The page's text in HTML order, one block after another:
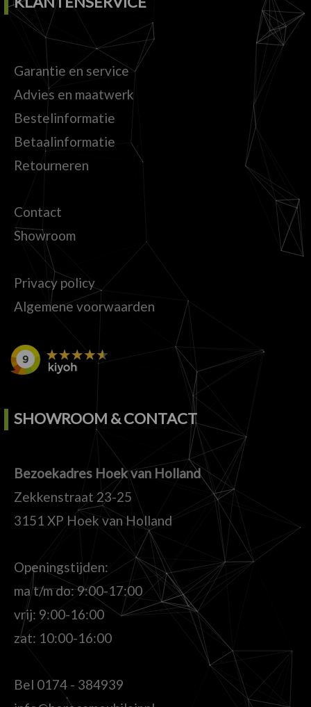
Garantie en service
Advies en maatwerk
Bestelinformatie
Betaalinformatie
Retourneren
Contact
Showroom
Privacy policy
Algemene voorwaarden
SHOWROOM & CONTACT
Bezoekadres Hoek van Holland
Zekkenstraat 23-25
3151 XP Hoek van Holland
Openingstijden:
ma t/m do: 9:00-17:00
vrij: 9:00-16:00
zat: 10:00-16:00
Bel 0174 - 384939